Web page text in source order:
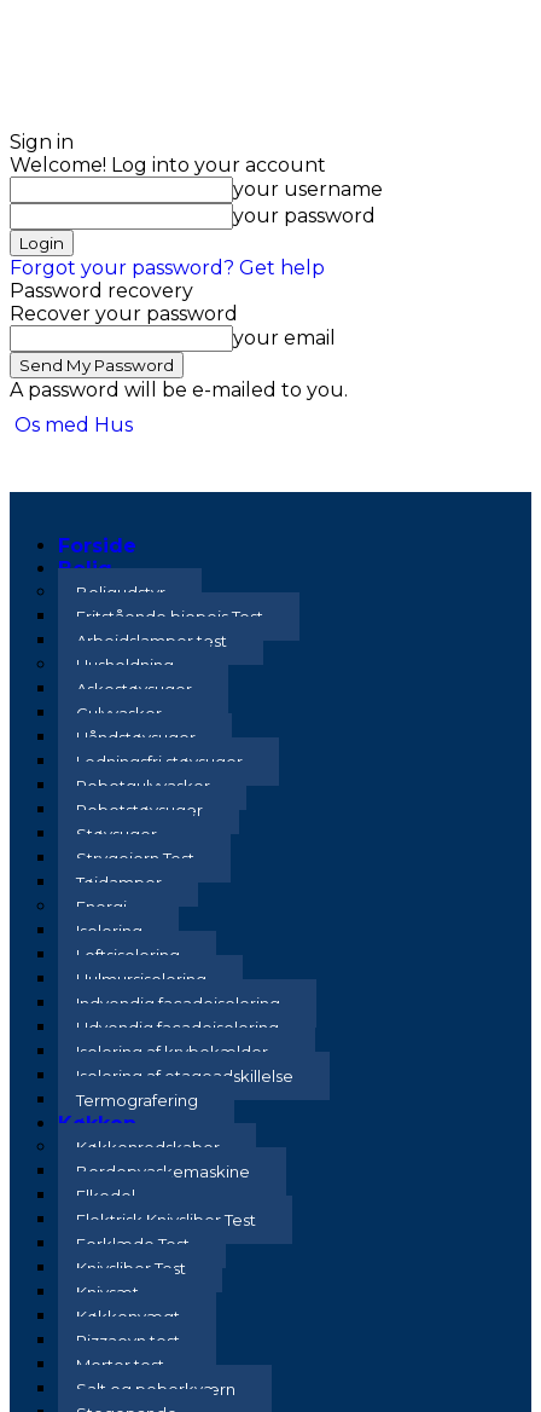
Sign in
Welcome! Log into your account
your username
your password
Forgot your password? Get help
Password recovery
Recover your password
your email
A password will be e-mailed to you.
Os med Hus
Forside
Bolig
Boligudstyr
Fritstående biopejs Test
Arbejdslamper test
Husholdning
Askestøvsuger
Gulvvasker
Håndstøvsuger
Ledningsfri støvsuger
Robotgulvvasker
Robotstøvsuger
Støvsuger
Strygejern Test
Tøjdamper
Energi
Isolering
Loftsisolering
Hulmursisolering
Indvendig facadeisolering
Udvendig facadeisolering
Isolering af krybekælder
Isolering af etageadskillelse
Termografering
Køkken
Køkkenredskaber
Bordopvaskemaskine
Elkedel
Elektrisk Knivsliber Test
Forklæde Test
Knivsliber Test
Knivsæt
Køkkenvægt
Pizzaovn test
Morter test
Salt og peberkværn